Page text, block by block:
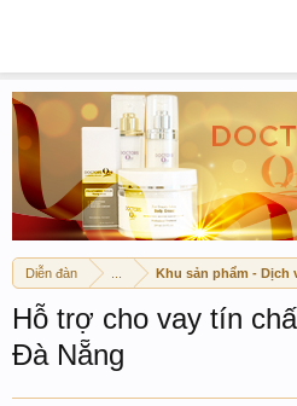
Diễn đàn Khu sản phẩm - Dịch
Hỗ trợ cho vay tín
Đà Nẵng